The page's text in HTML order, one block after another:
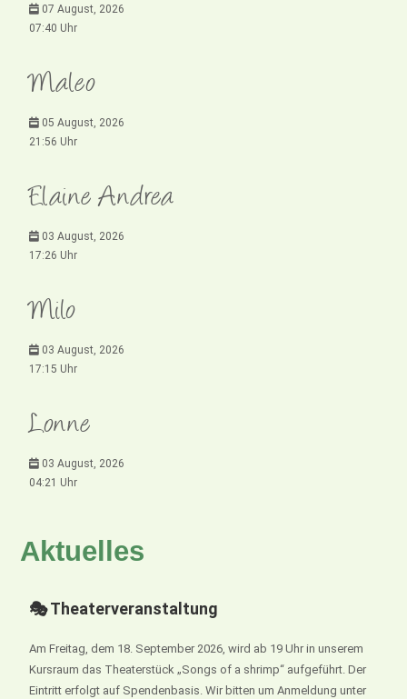
07 August, 2026
07:40 Uhr
Maleo
05 August, 2026
21:56 Uhr
Elaine Andrea
03 August, 2026
17:26 Uhr
Milo
03 August, 2026
17:15 Uhr
Lonne
03 August, 2026
04:21 Uhr
Aktuelles
🎭 Theaterveranstaltung
Am Freitag, dem 18. September 2026, wird ab 19 Uhr in unserem
Kursraum das Theaterstück „Songs of a shrimp“ aufgeführt. Der
Eintritt erfolgt auf Spendenbasis. Wir bitten um Anmeldung unter